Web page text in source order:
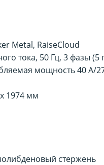
Metal, RaiseCloud
тока, 50 Гц, 3 фазы (5
мощность 40 А/
1974 мм
стержень